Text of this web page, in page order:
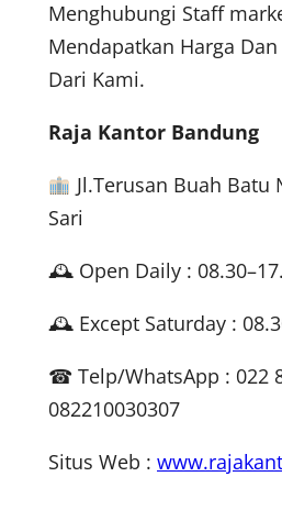
Menghubungi Staff
Mendapatkan Harga
Dari Kami.
Raja Kantor Bandung
Jl.Terusan Buah
Sari
🕰 Open Daily :
🕰 Except Saturday :
☎ Telp/WhatsApp : 022
082210030307
Situs Web :